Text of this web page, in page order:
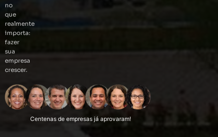
no
que
realmente
importa:
fazer
sua
empresa
crescer.